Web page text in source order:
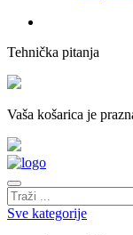
Tehnička pitanja
Vaša košarica je
Sve kategorije